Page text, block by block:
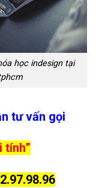
học indesign tại
tư vấn gọi
tính”